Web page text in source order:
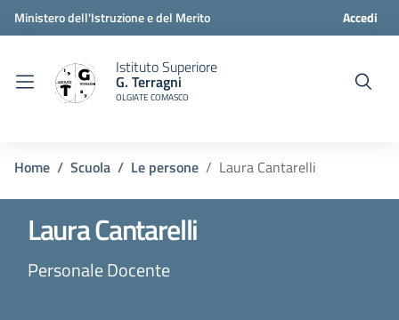
Ministero dell'Istruzione e del Merito Accedi
Istituto Superiore
G. Terragni
OLGIATE COMASCO
Home Scuola Le persone Laura Cantarelli
Laura Cantarelli
Personale Docente